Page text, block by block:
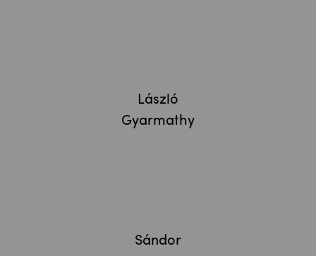
László
Gyarmathy
Sándor